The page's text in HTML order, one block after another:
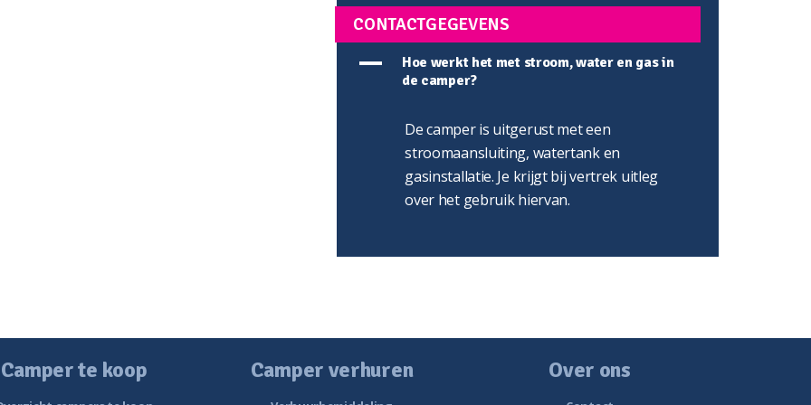
CONTACTGEGEVENS
A
Hoe werkt het met stroom, water en gas in
de camper?
De camper is uitgerust met een
stroomaansluiting, watertank en
gasinstallatie. Je krijgt bij vertrek uitleg
over het gebruik hiervan.
Camper te koop Camper verhuren Over ons